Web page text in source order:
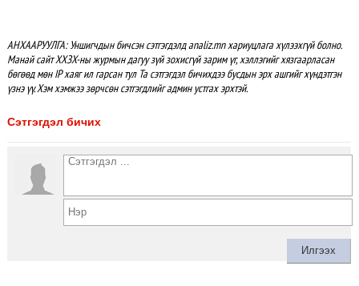
АНХААРУУЛГА: Уншигчдын бичсэн сэтгэгдэлд analiz.mn хариуцлага хүлээхгүй болно.
Манай сайт ХХЗХ-ны журмын дагуу зүй зохисгүй зарим үг, хэллэгийг хязгаарласан
бөгөөд мөн IP хаяг ил гарсан тул Та сэтгэгдэл бичихдээ бусдын эрх ашгийг хүндэтгэн
үзнэ үү. Хэм хэмжээ зөрчсөн сэтгэгдлийг админ устгах эрхтэй.
Сэтгэгдэл бичих